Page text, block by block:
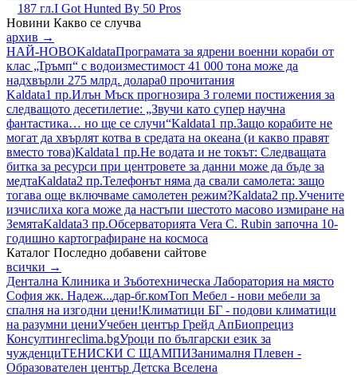
187 гл.I Got Hunted By 50 Pros
Новини Какво се случва
архив →
НАЙ-НОВОKaldataПрограмата за ядрени военни кораби от
клас „Тръмп“ с водоизместимост 41 000 тона може да
надхвърли 275 млрд. долара0 прочитания
Kaldata1 пр.Илън Мъск прогнозира 3 големи постижения за
следващото десетилетие: „Звучи като супер научна
фантастика… но ще се случи“Kaldata1 пр.Защо корабите не
могат да хвърлят котва в средата на океана (и какво правят
вместо това)Kaldata1 пр.Не водата и не токът: Следващата
битка за ресурси при центровете за данни може да бъде за
медтаKaldata2 пр.Телефонът няма да свали самолета: защо
тогава още включваме самолетен режим?Kaldata2 пр.Учените
изчислиха кога може да настъпи шестото масово измиране на
ЗемятаKaldata3 пр.Обсерваторията Vera C. Rubin започна 10-
годишно картографиране на космоса
Каталог Последно добавени сайтове
всички →
Дентална Клиника и Зъботехническа Лаборатория на място
София жк. Надеж...дар-бг.комТоп Мебел - нови мебели за
спалня на изгодни цени!Климатици БГ - подови климатици
на разумни цениУчебен център Грейд АпБиопрециз
Консултингeclima.bgУроци по български език за
чужденциТЕНИСКИ С ЩАМПИЗанималня Плевен -
Образователен център Детска Вселена